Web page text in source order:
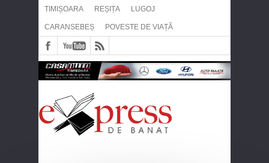
TIMIȘOARA REȘIȚA LUGOJ
CARANSEBEȘ POVESTE DE VIAȚĂ